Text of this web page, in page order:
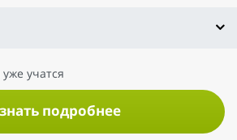
учатся
подробнее